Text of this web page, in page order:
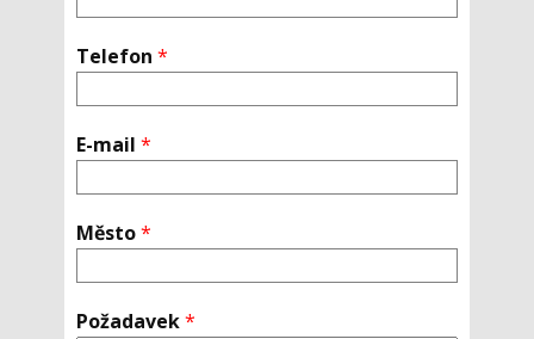
Telefon *
E-mail *
Město*
Požadavek*